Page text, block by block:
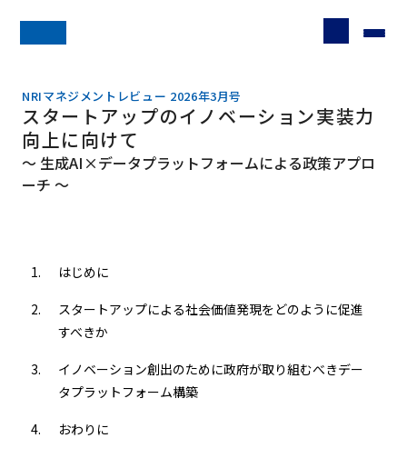
NRIマネジメントレビュー 2026年3月号
スタートアップのイノベーション実装力
向上に向けて
～ 生成AI×データプラットフォームによる政策アプロ
ーチ ～
はじめに
スタートアップによる社会価値発現をどのように促進
すべきか
イノベーション創出のために政府が取り組むべきデー
タプラットフォーム構築
おわりに